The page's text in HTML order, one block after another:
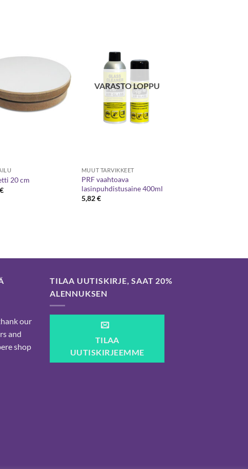
20 cm
€
VARASTO LOPPU
MUUT TARVIKKEET
PRF vaahtoava
lasinpuhdistusaine 400ml
5,82€
our
and
shop
TILAA UUTISKIRJE, SAAT 20%
ALENNUKSEN
TILAA
UUTISKIRJEEMME